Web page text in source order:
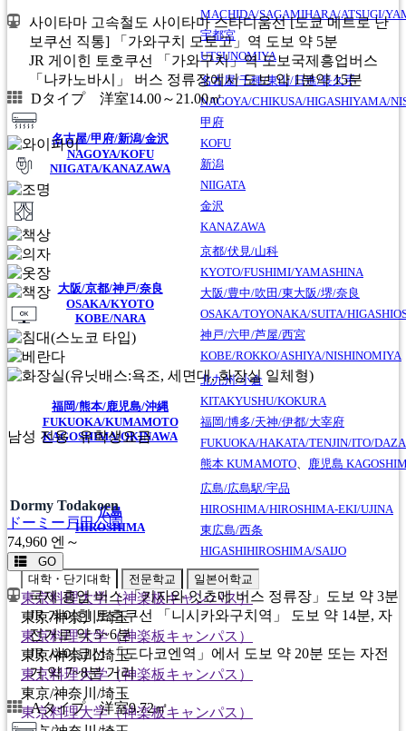
MACHIDA/SAGAMIHARA/ATSUGI/
宇都宮
UTSUNOMIYA
名古屋/甲府/新潟/金沢
NAGOYA/KOFU
NIIGATA/KANAZAWA
名古屋/千種/東山/日進/長久手
NAGOYA/CHIKUSA/HIGASHIYAMA/
甲府
KOFU
新潟
NIIGATA
金沢
KANAZAWA
大阪/京都/神戸/奈良
OSAKA/KYOTO
KOBE/NARA
京都/伏見/山科
KYOTO/FUSHIMI/YAMASHINA
大阪/豊中/吹田/東大阪/堺/奈良
OSAKA/TOYONAKA/SUITA/
神戸/六甲/芦屋/西宮
KOBE/ROKKO/ASHIYA/NISHINOMIYA
福岡/熊本/鹿児島/沖縄
FUKUOKA/KUMAMOTO
KAGOSHIMA/OKINAWA
北九州/小倉
KITAKYUSHU/KOKURA
福岡/博多/天神/伊都/大宰府
FUKUOKA/HAKATA/TENJIN/ITO/
熊本 KUMAMOTO、 鹿児島
広島
HIROSHIMA
広島/広島駅/宇品
HIROSHIMA/HIROSHIMA-EKI/UJINA
東広島/西条
HIGASHIHIROSHIMA/SAIJO
대학・단기대학 전문학교 일본어학교
東京料理大学（神楽板キャンパス）
東京/神奈川/埼玉
東京料理大学（神楽板キャンパス）
東京/神奈川/埼玉
東京料理大学（神楽板キャンパス）
東京/神奈川/埼玉
東京料理大学（神楽板キャンパス）
사이타마 고속철도 사이타마 스타디움선 [도쿄 메트로 난
보쿠선 직통] 「가와구치 모토고」역 도보 약 5분
JR 게이힌 토호쿠선 「가와구치」역 도보국제흥업버스
「나카노바시」 버스 정류장에서 도보 약 1분약 15분
Dタイプ 洋室14.00～21.00㎡
남성 전용 유학생요금
Dormy Todakoen
ドーミー戸田公園
74,960 엔～
GO
국제 흥업 버스 「키자와 잇쵸메 버스 정류장」도보 약 3분
JR 게이힌 토호쿠선 「니시카와구치역」 도보 약 14분, 자
전거로 약 5~6분
JR 사이쿄선 「도다코엔역」에서 도보 약 20분 또는 자전
거 약 7~8분 거리
Aタイプ 洋室9.72㎡